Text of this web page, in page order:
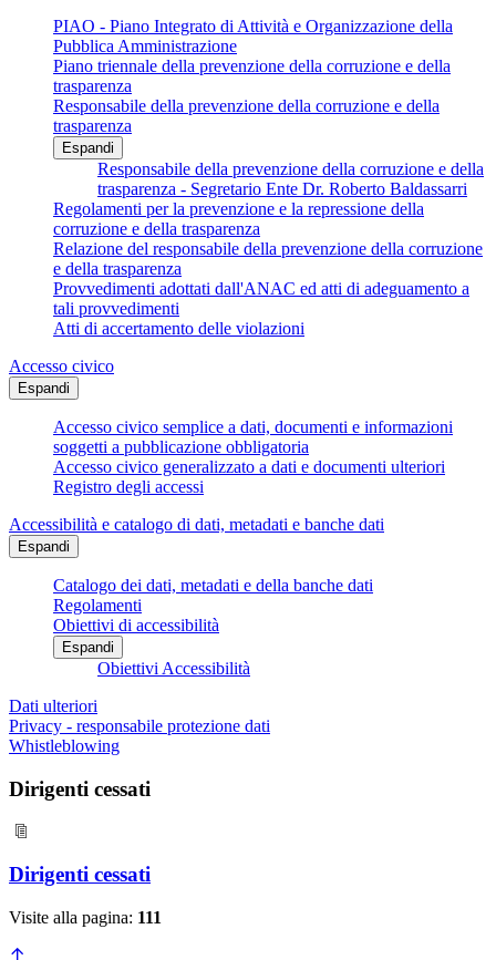
PIAO - Piano Integrato di Attività e Organizzazione della
Pubblica Amministrazione
Piano triennale della prevenzione della corruzione e della
trasparenza
Responsabile della prevenzione della corruzione e della
trasparenza
Espandi
Responsabile della prevenzione della corruzione e della
trasparenza - Segretario Ente Dr. Roberto Baldassarri
Regolamenti per la prevenzione e la repressione della
corruzione e della trasparenza
Relazione del responsabile della prevenzione della corruzione
e della trasparenza
Provvedimenti adottati dall'ANAC ed atti di adeguamento a
tali provvedimenti
Atti di accertamento delle violazioni
Accesso civico
Espandi
Accesso civico semplice a dati, documenti e informazioni
soggetti a pubblicazione obbligatoria
Accesso civico generalizzato a dati e documenti ulteriori
Registro degli accessi
Accessibilità e catalogo di dati, metadati e banche dati
Espandi
Catalogo dei dati, metadati e della banche dati
Regolamenti
Obiettivi di accessibilità
Espandi
Obiettivi Accessibilità
Dati ulteriori
Privacy - responsabile protezione dati
Whistleblowing
Dirigenti cessati
Dirigenti cessati
Visite alla pagina: 111